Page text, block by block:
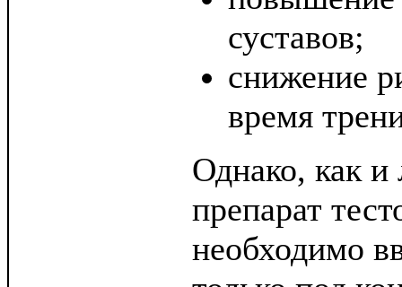
суставов;
снижение
время
Однако, как
препарат
необходимо